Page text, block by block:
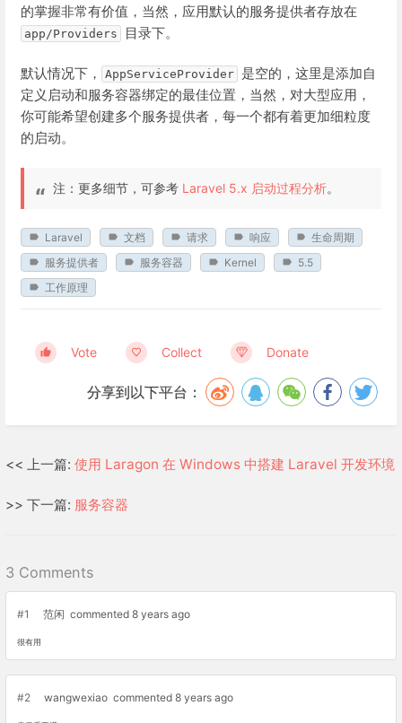
的掌握非常有价值，当然，应用默认的服务提供者存放在
app/Providers 目录下。
默认情况下， AppServiceProvider 是空的，这里是添加自
定义启动和服务容器绑定的最佳位置，当然，对大型应用，
你可能希望创建多个服务提供者，每一个都有着更加细粒度
的启动。
注：更多细节，可参考 Laravel 5.x 启动过程分析。
Laravel 文档 请求 响应
生命周期
服务提供者
服务容器 Kernel
5.5
工作原理
Vote Collect Donate
分享到以下平台：
<< 上一篇: 使用 Laragon 在 Windows 中搭建 Laravel 开发环境
>> 下一篇: 服务容器
3 Comments
#1 范闲 commented 8 years ago
很有用
#2 wangwexiao commented 8 years ago